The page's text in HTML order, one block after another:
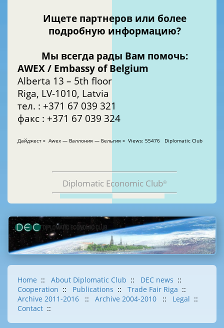
Ищете партнеров или более
подробную информацию?
Мы всегда рады Вам помочь:
AWEX / Embassy of Belgium
Alberta 13 – 5th floor
Riga, LV-1010, Latvia
тел. : +371 67 039 321
факс : +371 67 039 324
Дайджест » Awex — Валлония — Бельгия » Views: 55476 Diplomatic Club
Diplomatic Economic Club®
Home :: About Diplomatic Club :: DEC news ::
Cooperation :: Publications :: Trade Fair Riga ::
Archive 2011-2016
:: Archive 2004-2010 :: Legal ::
Contact ::